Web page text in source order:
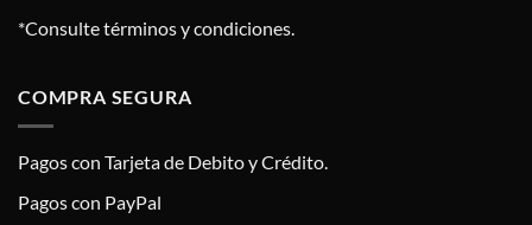
*Consulte términos y condiciones.
COMPRA SEGURA
Pagos con Tarjeta de Debito y Crédito.
Pagos con PayPal